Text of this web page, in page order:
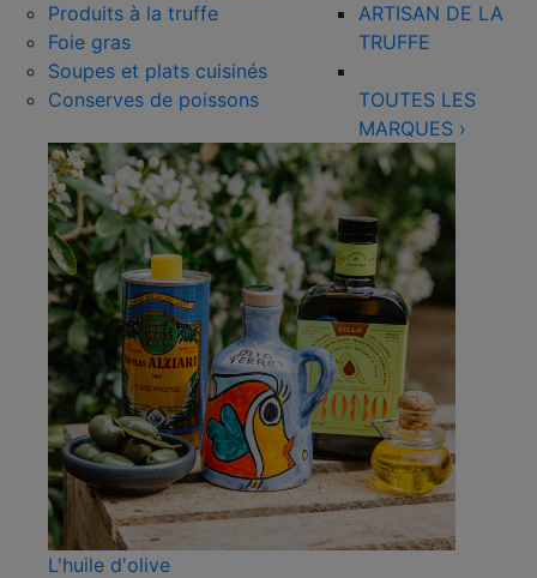
Produits à la truffe
Foie gras
Soupes et plats cuisinés
Conserves de poissons
ARTISAN DE LA
TRUFFE
TOUTES LES
MARQUES ›
L'huile d'olive